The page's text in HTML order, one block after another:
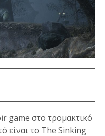
game στο τρομακτικό
είναι το The Sinking